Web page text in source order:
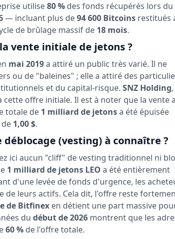
utilise80 % des fonds récupérés lors du
— incluant plus de94 600 Bitcoins restitués
de brûlage massif de 18 mois.
vente initiale de jetons ?
mai 2019a attiré un public très varié. Il ne
ou de "baleines" ; elle a attiré des
et du capital-risque. SNZ Holding
cette offre initiale. Il est à noter que la vente a
totale de 1 milliard de jetonsa été épuisée
1,00 $.
(vesting) à connaître ?
ici aucun "cliff" de vesting traditionnel ni
1 milliard de jetons LEO a été entièrement
d'une levée de fonds d'urgence, les
de leurs actifs. Cela dit, l'offre reste
de Bitfinex en détient une part massive
du début de 2026 montrent que les
60 % de l'offre totale.